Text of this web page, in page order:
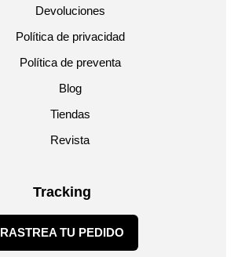
Devoluciones
Política de privacidad
Política de preventa
Blog
Tiendas
Revista
Tracking
RASTREA TU PEDIDO